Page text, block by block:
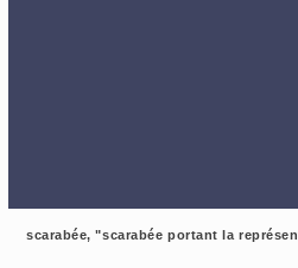
scarabée, "scarabée portant la